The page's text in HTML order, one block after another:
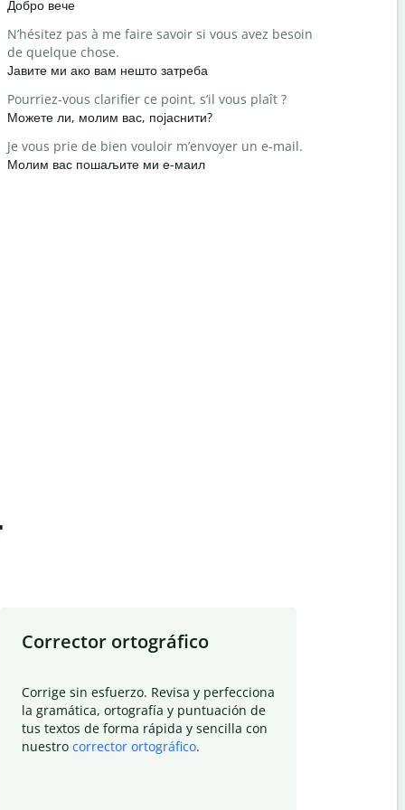
Добро вече
N’hésitez pas à me faire savoir si vous avez besoin
de quelque chose.
Јавите ми ако вам нешто затреба
Pourriez-vous clarifier ce point, s’il vous plaît ?
Можете ли, молим вас, појаснити?
Je vous prie de bien vouloir m’envoyer un e-mail.
Молим вас пошаљите ми е-маил
Corrector ortográfico
Corrige sin esfuerzo. Revisa y perfecciona
la gramática, ortografía y puntuación de
tus textos de forma rápida y sencilla con
nuestro corrector ortográfico.